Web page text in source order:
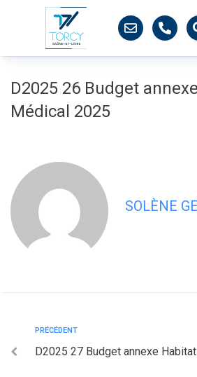
D2025 26 Budget
Médical 2025
SOLÈNE
PRÉCÉDENT
D2025 27 Budget annexe